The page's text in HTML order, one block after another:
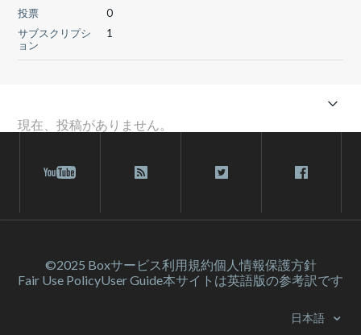
投票
0
サブスクリプシ
ョン
1
現在、投稿がありません。
©2025 Boxサービス利⽤規約個人情報保護方針
Fair Use PolicyUser Guide本サイトは英語版の参考訳です
日本語